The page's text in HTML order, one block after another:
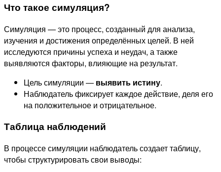
Что такое симуляция?
Симуляция — это процесс, созданный для анализа,
изучения и достижения определённых целей. В ней
исследуются причины успеха и неудач, а также
выявляются факторы, влияющие на результат.
Цель симуляции — выявить истину.
Наблюдатель фиксирует каждое действие, деля его
на положительное и отрицательное.
Таблица наблюдений
В процессе симуляции наблюдатель создает таблицу,
чтобы структурировать свои выводы: